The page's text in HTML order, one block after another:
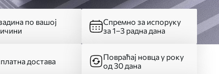
по вашој
Спремно за испоруку
за 1–3 радна дана
достава
Повраћај новца у року
од 30 дана